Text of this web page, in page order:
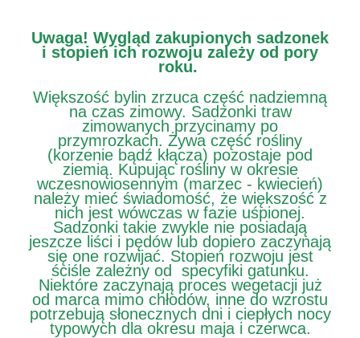
Uwaga! Wygląd zakupionych sadzonek
i stopień ich rozwoju zależy od pory
roku.
Większość bylin zrzuca część nadziemną
na czas zimowy. Sadzonki traw
zimowanych przycinamy po
przymrozkach. Żywa część rośliny
(korzenie bądź kłącza) pozostaje pod
ziemią. Kupując rośliny w okresie
wczesnowiosennym (marzec - kwiecień)
należy mieć świadomość, że większość z
nich jest wówczas w fazie uśpionej.
Sadzonki takie zwykle nie posiadają
jeszcze liści i pędów lub dopiero zaczynają
się one rozwijać. Stopień rozwoju jest
ściśle zależny od specyfiki gatunku.
Niektóre zaczynają proces wegetacji już
od marca mimo chłodów, inne do wzrostu
potrzebują słonecznych dni i ciepłych nocy
typowych dla okresu maja i czerwca.